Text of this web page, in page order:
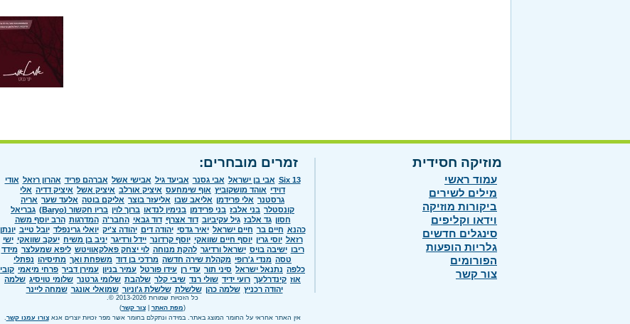
מוזיקה חסידית
עמוד ראשי
מילים לשירים
ביקורות מוזיקה
וידאו וקליפים
סינגלים חדשים
גלריות הופעות
הפורומים
צור קשר
זמרים מובחרים:
Six 13 אבי בן ישראל אבי גסנר אביעד גיל אבישי אשל אברהם פריד אהרון רזאל אודי
דוידי אוהד מושקוביץ אוף שימחעס איציק אורלב איציק אשל איציק דדיה אלי
גרסטנר אלי פרידמן אליאב שבו אליעזר בוצר אליקם בוטה אלעד שער אריה
קונסטלר בני אלבז בני פרידמן בנימין לנדאו ברוך לוין בריו חקשור (Baryo)
גבריאל
חסון גד אלבז גיל עקיביוב דוד אצרף דוד גבאי החבר'ה המדרגות הרב יוסף משה
כהנא חיים בר חיים ישראל יאיר גדסי יהודה דים יהודה צ'יק יואלי גרינפלד יובל טייב יונתן
רזאל יוסי גרין יוסף חיים שוואקי יוסף קרדונר יידל ורדיגר יניב בן משיח יעקב שוואקי ישי
ריבו ישיבה בויס ישראל ורדיגר להקת מנוחה לוי יצחק פאלקאוויטש ליפא שמעלצר מידד
טסה מנדי ג'רופי מקהלת שירה חדשה מרדכי בן דוד משפחת ואך מתיסיהו נפתלי
כלפה נתנאל ישראל סיני תור עדי רן עידו פורטל עמיר בניון עמירן דביר פרחי מיאמי קובי
אוז קינדרלעך רועי ידיד שולי רנד שיבי קלר שלהבת שלומי גרטנר שלומי טויסיג שלמה
יהודה רכניץ שלמה כהן שלשלת שלשלת ג'וניור שמואלי אונגר שמחה ליינר
כל הזכויות שמורות 2013-2026 ©.
(מפת האתר |צור קשר)
אין האתר אחראי על החומר המוצג באתר. במידה ונתקלם בחומר אשר מפר זכויות יוצרים אנאצורו עמנו קשר.